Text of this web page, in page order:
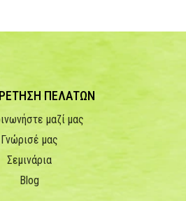
ΠΕΛΑΤΩΝ
μαζί μας
Γνώρισέ μας
Σεμινάρια
Blog